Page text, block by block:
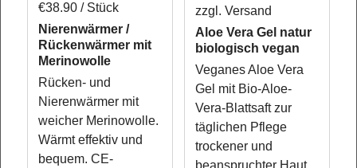
€38.90 / Stück
Nierenwärmer /
Rückenwärmer mit
Merinowolle
Rücken- und
Nierenwärmer mit
weicher Merinowolle.
Wärmt effektiv und
bequem. CE-
zzgl. Versand
Aloe Vera Gel natur
biologisch vegan
Veganes Aloe Vera
Gel mit Bio-Aloe-
Vera-Blattsaft zur
täglichen Pflege
trockener und
beanspruchter Haut.